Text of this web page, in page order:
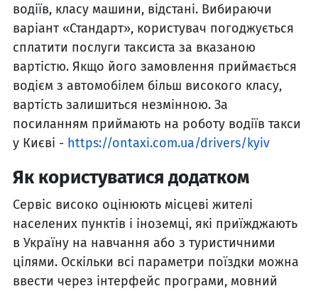
водіїв, класу машини, відстані. Вибираючи
варіант «Стандарт», користувач погоджується
сплатити послуги таксиста за вказаною
вартістю. Якщо його замовлення приймається
водієм з автомобілем більш високого класу,
вартість залишиться незмінною. За
посиланням приймають на роботу водіїв такси
у Києві - https://ontaxi.com.ua/drivers/kyiv
Як користуватися додатком
Сервіс високо оцінюють місцеві жителі
населених пунктів і іноземці, які приїжджають
в Україну на навчання або з туристичними
цілями. Оскільки всі параметри поїздки можна
ввести через інтерфейс програми, мовний